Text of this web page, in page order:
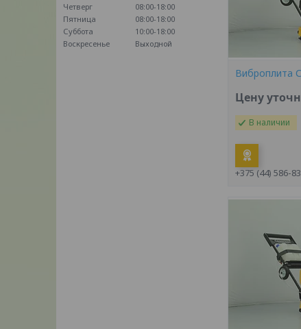
Четверг
08:00-18:00
Пятница
08:00-18:00
Суббота
10:00-18:00
Воскресенье
Выходной
Виброплита
Цену
В наличии
+375 (44) 586-